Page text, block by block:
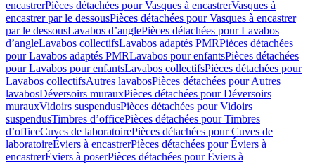
encastrerPièces détachées pour Vasques à encastrerVasques à
encastrer par le dessousPièces détachées pour Vasques à encastrer
par le dessousLavabos d’anglePièces détachées pour Lavabos
d’angleLavabos collectifsLavabos adaptés PMRPièces détachées
pour Lavabos adaptés PMRLavabos pour enfantsPièces détachées
pour Lavabos pour enfantsLavabos collectifsPièces détachées pour
Lavabos collectifsAutres lavabosPièces détachées pour Autres
lavabosDéversoirs murauxPièces détachées pour Déversoirs
murauxVidoirs suspendusPièces détachées pour Vidoirs
suspendusTimbres dʼofficePièces détachées pour Timbres
dʼofficeCuves de laboratoirePièces détachées pour Cuves de
laboratoireÉviers à encastrerPièces détachées pour Éviers à
encastrerÉviers à poserPièces détachées pour Éviers à